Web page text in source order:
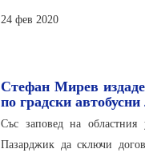
24 фев 2020
Стефан Мирев
по градски
Със заповед на
Пазарджик да сключи